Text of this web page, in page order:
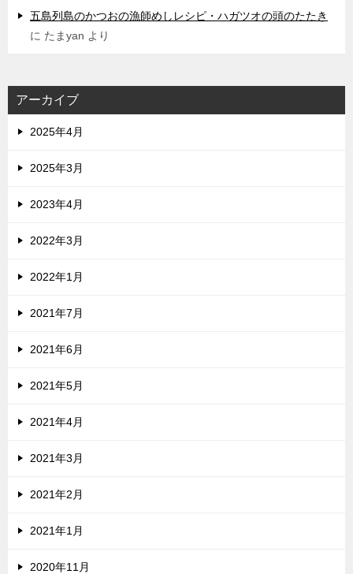
五島列島のかつおの漁師めしレシピ・ハガツオの頭のたたき
に たまyan より
アーカイブ
2025年4月
2025年3月
2023年4月
2022年3月
2022年1月
2021年7月
2021年6月
2021年5月
2021年4月
2021年3月
2021年2月
2021年1月
2020年11月